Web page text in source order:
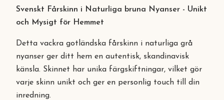
Svenskt Fårskinn i Naturliga bruna Nyanser - Unikt
och Mysigt för Hemmet
Detta vackra gotländska fårskinn i naturliga grå
nyanser ger ditt hem en autentisk, skandinavisk
känsla. Skinnet har unika färgskiftningar, vilket gör
varje skinn unikt och ger en personlig touch till din
inredning.